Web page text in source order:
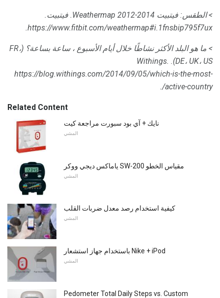
> الطقس: فيتبيت Weathermap 2012-2014.
فيتبيت.
https://www.fitbit.com/weathermap#i.1fnsbip795f7ux.
> ما هو البلد الأكثر نشاطًا خلال أيام الأسبوع ، ساعة بساعة؟ (FR،
DE، UK، US).
Withings.
https://blog.withings.com/2014/09/05/which-is-the-most-
active-country/.
Related Content
نايك + آي بود سبورت مراجعة كيت
المشي
ياماكس ديجي ووكر SW-200 مقياس الخطو
المشي
كيفية استخدام رصد معدل ضربات القلب
المشي
باستخدام جهاز استشعار Nike + iPod
المشي
Pedometer Total Daily Steps vs. Custom